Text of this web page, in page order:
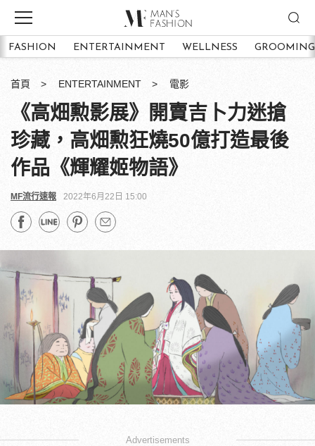
FASHION ENTERTAINMENT WELLNESS GROOMING
首頁 ENTERTAINMENT 電影
《高畑勲影展》開賣吉卜力迷搶
珍藏，高畑勲狂燒50億打造最後
作品《輝耀姬物語》
MF流行速報 2022年6月22日 15:00
Advertisements